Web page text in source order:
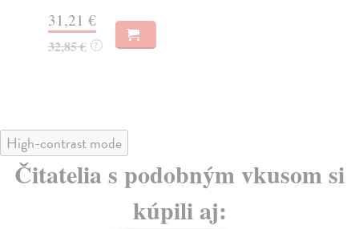
31,21 €
32,85 € ?
High-contrast mode
Čitatelia s podobným vkusom si
kúpili aj: